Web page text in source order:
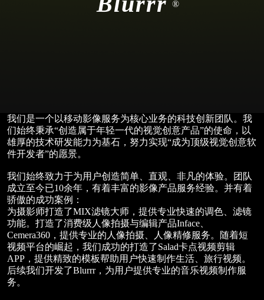
®
我们是一个以移动影像服务为核心业务的科技创新团队。我
们始终秉承“创造属于年轻一代的视觉创意产品”的使命，以
雄厚的技术研发能力为基石，努力实现“成为顶级视觉创意软
件开发者”的愿景。
我们始终致力于为用户创造简单、直观、非凡的体验。团队
成立至今已10余年，有着丰富的影像产品服务经验。并有着
骄傲的成功案例：
为摄影师打造了MIX滤镜大师，提供专业快速的调色、滤镜
功能。打造了消费级人像拍摄与编辑产品Inface、
Cemera360，提供专业的人像拍摄、人像精修服务。随着短
视频平台的崛起，我们成功的打造了Salad卡点视频剪辑
APP，提供精致的模板帮助用户快速制作生活、旅行视频。
后续我们开发了Blurrr，为用户提供专业的音乐视频制作服
务。